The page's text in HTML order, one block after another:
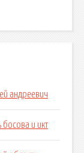
андреевич
босова и икт